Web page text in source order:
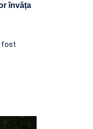
învăța
fost